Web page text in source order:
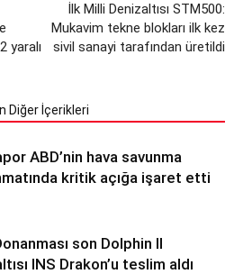
yaralı
İlk Milli Denizaltısı STM500:
Mukavim tekne blokları ilk kez
sivil sanayi tarafından üretildi
Diğer İçerikleri
ABD’nin hava savunma
kritik açığa işaret etti
son Dolphin II
INS Drakon’u teslim aldı